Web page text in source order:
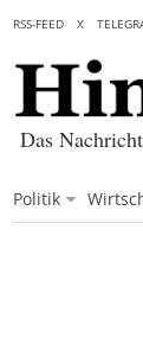
content
Das
Politik
RSS-FEED X